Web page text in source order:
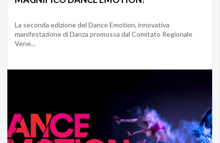
La seconda edizione del Dance Emotion, innovativa
manifestazione di Danza promossa dal Comitato Regionale
Vene...